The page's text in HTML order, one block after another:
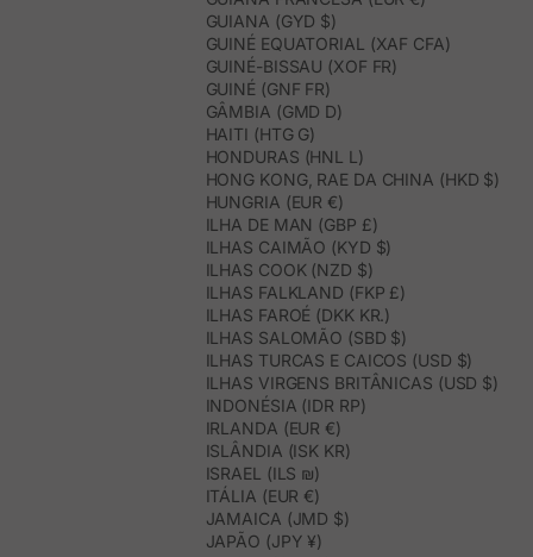
GUIANA (GYD $)
GUINÉ EQUATORIAL (XAF CFA)
GUINÉ-BISSAU (XOF FR)
GUINÉ (GNF FR)
GÂMBIA (GMD D)
HAITI (HTG G)
HONDURAS (HNL L)
HONG KONG, RAE DA CHINA (HKD $)
HUNGRIA (EUR €)
ILHA DE MAN (GBP £)
ILHAS CAIMÃO (KYD $)
ILHAS COOK (NZD $)
ILHAS FALKLAND (FKP £)
ILHAS FAROÉ (DKK KR.)
ILHAS SALOMÃO (SBD $)
ILHAS TURCAS E CAICOS (USD $)
ILHAS VIRGENS BRITÂNICAS (USD $)
INDONÉSIA (IDR RP)
IRLANDA (EUR €)
ISLÂNDIA (ISK KR)
ISRAEL (ILS ₪)
ITÁLIA (EUR €)
JAMAICA (JMD $)
JAPÃO (JPY ¥)